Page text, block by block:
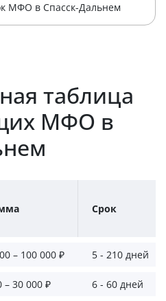
МФО в Спасск-Дальнем
таблица
МФО в
Срок
– 100 000 ₽ 5 - 210 дней
– 30 000 ₽ 6 - 60 дней